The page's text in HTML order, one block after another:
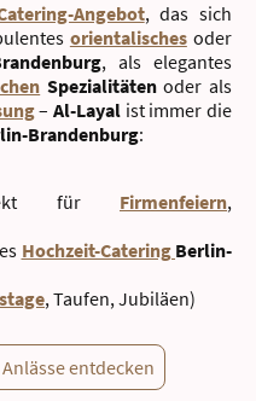
Angebot, das sich
orientalischesoder
, als elegantes
Spezialitätenoder als
–Al-Layal ist immer die
Brandenburg:
für Firmenfeiern,
Hochzeit-Catering Berlin-
, Taufen, Jubiläen)
entdecken